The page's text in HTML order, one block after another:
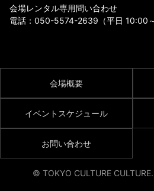
会場レンタル専用問い合わせ
電話： 050-5574-2639 （平日 10:00
会場概要
イベントスケジュール
お問い合わせ
© TOKYO CULTURE